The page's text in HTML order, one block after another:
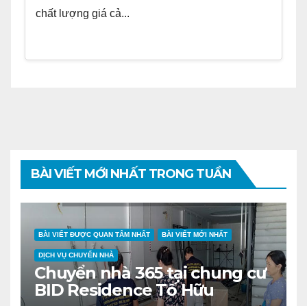
chất lượng giá cả...
BÀI VIẾT MỚI NHẤT TRONG TUẦN
BÀI VIẾT ĐƯỢC QUAN TÂM NHẤT BÀI VIẾT MỚI NHẤT
DỊCH VỤ CHUYỂN NHÀ
Chuyển nhà 365 tại chung cư
BID Residence Tố Hữu